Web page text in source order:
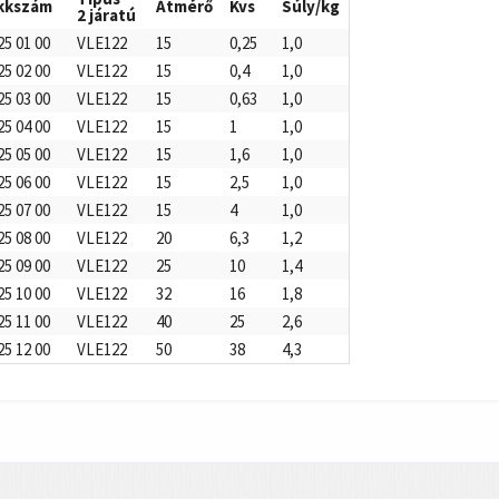
2 járatú Átmérő Kvs
Súly/kg
01 00
VLE122 15 0,25
1,0
02 00
VLE122 15 0,4
1,0
03 00
VLE122 15 0,63
1,0
04 00
VLE122 15 1
1,0
05 00
VLE122 15 1,6
1,0
06 00
VLE122 15 2,5
1,0
07 00
VLE122 15 4
1,0
08 00
VLE122 20 6,3
1,2
09 00
VLE122 25 10
1,4
10 00
VLE122 32 16
1,8
11 00
VLE122 40 25
2,6
12 00
VLE122 50 38 4,3